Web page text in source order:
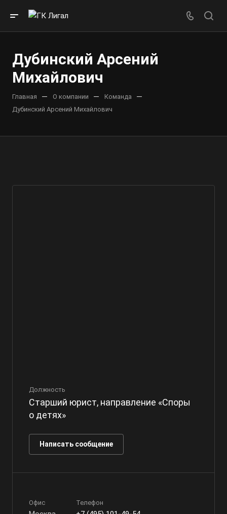
Дубинский Арсений
Михайлович
Главная — О компании — Команда —
Дубинский Арсений Михайлович
Должность
Старший юрист, направление «Споры
о детях»
Написать сообщение
Офис Телефон